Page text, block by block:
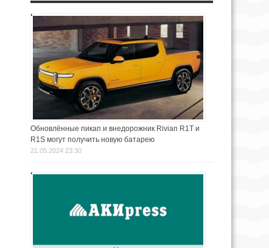
Обновлённые пикап и внедорожник Rivian R1T и
R1S могут получить новую батарею
21.05.2024 23:30